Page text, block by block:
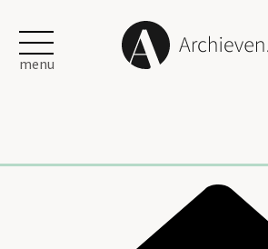
menu